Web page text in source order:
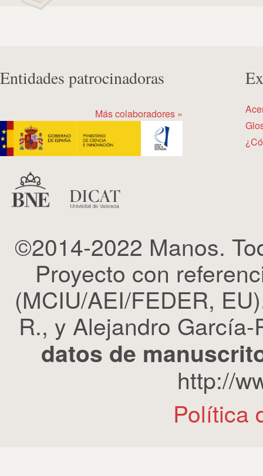
Entidades patrocinadoras
Más colaboradores »
©2014-2022 Manos.
Proyecto con
(MCIU/AEI/FEDER,
R., y Alejandro
datos de
http://
Política